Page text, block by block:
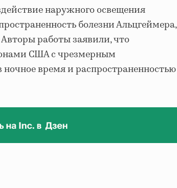
наружного освещения
болезни Альцгеймера,
работы заявили, что
США с чрезмерным
ночное время и распространенностью